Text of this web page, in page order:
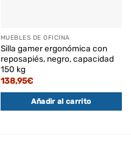
MUEBLES DE OFICINA
Silla gamer ergonómica con
reposapiés, negro, capacidad
150 kg
138,95€
Añadir al carrito